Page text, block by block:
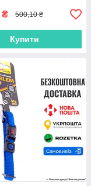
₴ 500,10 ₴
Купити